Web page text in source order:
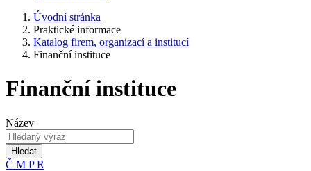
Úvodní stránka
Praktické informace
Katalog firem, organizací a institucí
Finanční instituce
Finanční instituce
Název
Hledat
Č M PR